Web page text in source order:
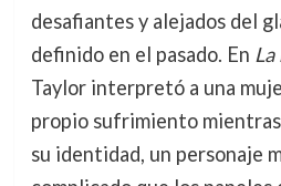
desafiantes y alejados del
definido en el pasado. En
Taylor interpretó a una
propio sufrimiento
su identidad, un personaje